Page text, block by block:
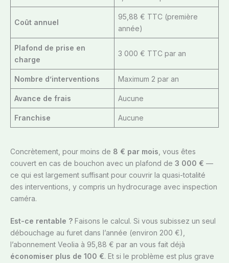
Coût annuel
95,88 € TTC (première
année)
Plafond de prise en
charge
3 000 € TTC par an
Nombre d’interventions Maximum 2 par an
Avance de frais Aucune
Franchise Aucune
Concrètement, pour moins de 8 € par mois , vous êtes
couvert en cas de bouchon avec un plafond de 3 000 € —
ce qui est largement suffisant pour couvrir la quasi-totalité
des interventions, y compris un hydrocurage avec inspection
caméra.
Est-ce rentable ? Faisons le calcul. Si vous subissez un seul
débouchage au furet dans l’année (environ 200 €),
l’abonnement Veolia à 95,88 € par an vous fait déjà
économiser plus de 100 €. Et si le problème est plus grave